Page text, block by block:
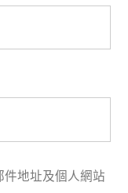
地址及個人網站